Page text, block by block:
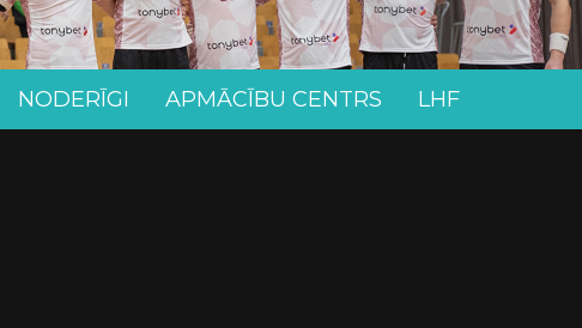
NODERĪGI APMĀCĪBU CENTRS LHF